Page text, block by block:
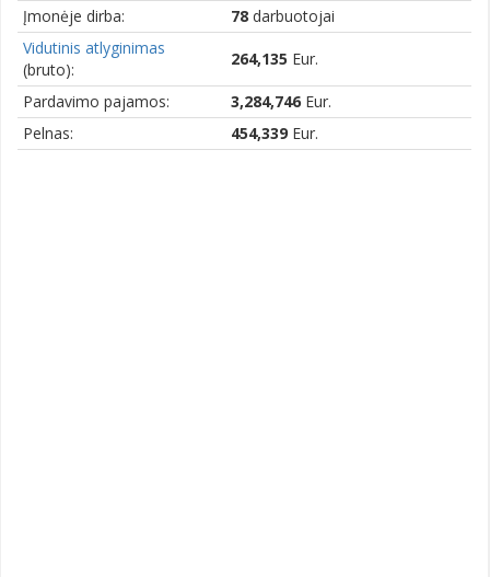
Įmonėje dirba:
78 darbuotojai
Vidutinis atlyginimas
(bruto):
264,135 Eur.
Pardavimo pajamos: 3,284,746 Eur.
Pelnas:
454,339 Eur.